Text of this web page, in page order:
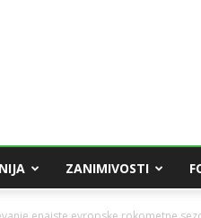
ZANIMIVOSTI